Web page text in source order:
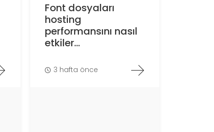
Font dosyaları
hosting
performansını nasıl
etkiler...
3 hafta önce